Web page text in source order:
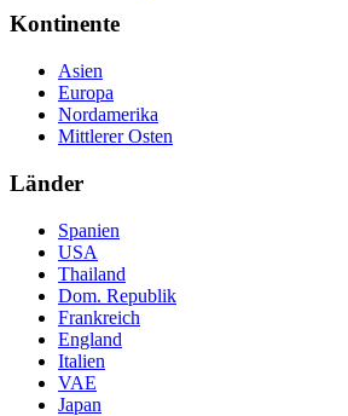
Kontinente
Asien
Europa
Nordamerika
Mittlerer Osten
Länder
Spanien
USA
Thailand
Dom. Republik
Frankreich
England
Italien
VAE
Japan